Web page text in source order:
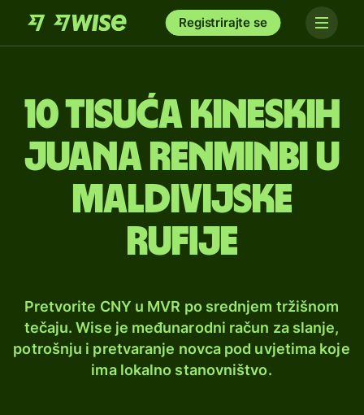
Registrirajte se
10 tisuća kineskih
juana renminbi u
maldivijske
rufije
Pretvorite CNY u MVR po srednjem tržišnom
tečaju. Wise je međunarodni račun za slanje,
potrošnju i pretvaranje novca pod uvjetima koje
ima lokalno stanovništvo.